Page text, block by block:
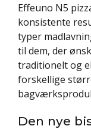
Effeuno N5
konsistente
typer
til dem, der
traditionelt og
forskellige
Den nye